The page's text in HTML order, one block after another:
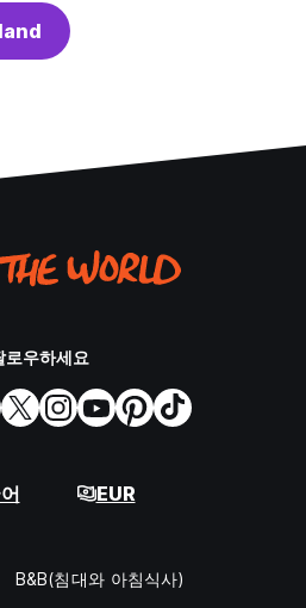
로우하세요
EUR
B&B(침대와 아침식사)